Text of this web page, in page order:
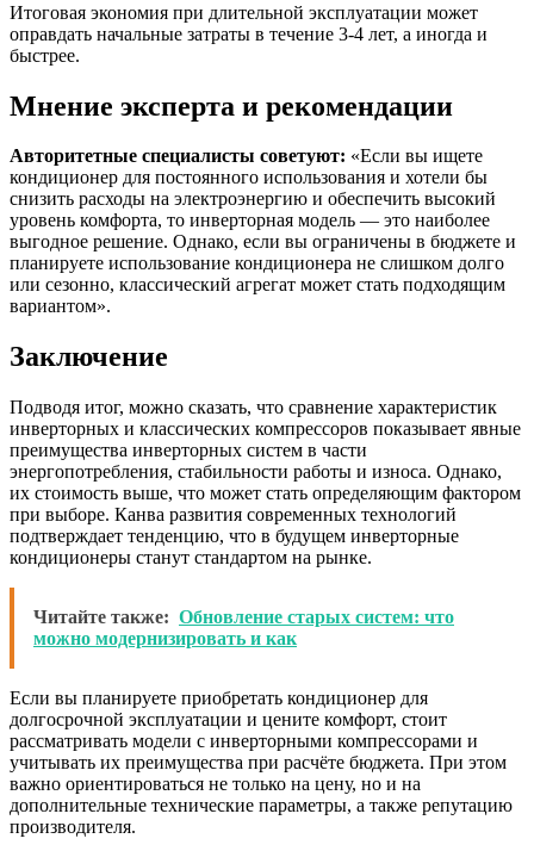
Итоговая экономия при длительной эксплуатации может
оправдать начальные затраты в течение 3-4 лет, а иногда и
быстрее.
Мнение эксперта и рекомендации
Авторитетные специалисты советуют: «Если вы ищете
кондиционер для постоянного использования и хотели бы
снизить расходы на электроэнергию и обеспечить высокий
уровень комфорта, то инверторная модель — это наиболее
выгодное решение. Однако, если вы ограничены в бюджете и
планируете использование кондиционера не слишком долго
или сезонно, классический агрегат может стать подходящим
вариантом».
Заключение
Подводя итог, можно сказать, что сравнение характеристик
инверторных и классических компрессоров показывает явные
преимущества инверторных систем в части
энергопотребления, стабильности работы и износа. Однако,
их стоимость выше, что может стать определяющим фактором
при выборе. Канва развития современных технологий
подтверждает тенденцию, что в будущем инверторные
кондиционеры станут стандартом на рынке.
Читайте также: Обновление старых систем: что
можно модернизировать и как
Если вы планируете приобретать кондиционер для
долгосрочной эксплуатации и цените комфорт, стоит
рассматривать модели с инверторными компрессорами и
учитывать их преимущества при расчёте бюджета. При этом
важно ориентироваться не только на цену, но и на
дополнительные технические параметры, а также репутацию
производителя.